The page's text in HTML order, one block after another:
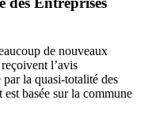
de nouveaux
l’avis
la quasi-totalité des
basée sur la commune